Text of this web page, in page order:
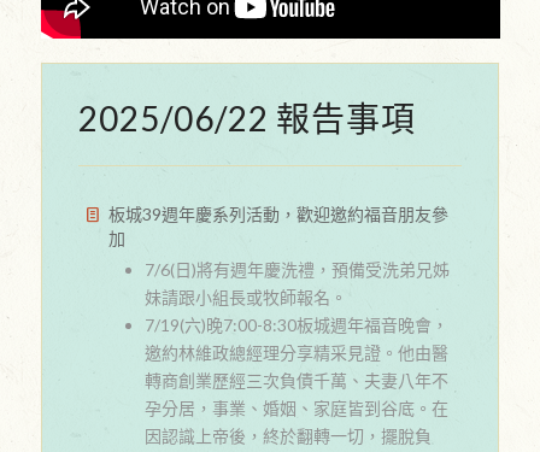
2025/06/22 報告事項
板城39週年慶系列活動，歡迎邀約福音朋友參
加
7/6(日)將有週年慶洗禮，預備受洗弟兄姊
妹請跟小組長或牧師報名。
7/19(六)晚7:00-8:30板城週年福音晚會，
邀約林維政總經理分享精采見證。他由醫
轉商創業歷經三次負債千萬、夫妻八年不
孕分居，事業、婚姻、家庭皆到谷底。在
因認識上帝後，終於翻轉一切，擺脫負